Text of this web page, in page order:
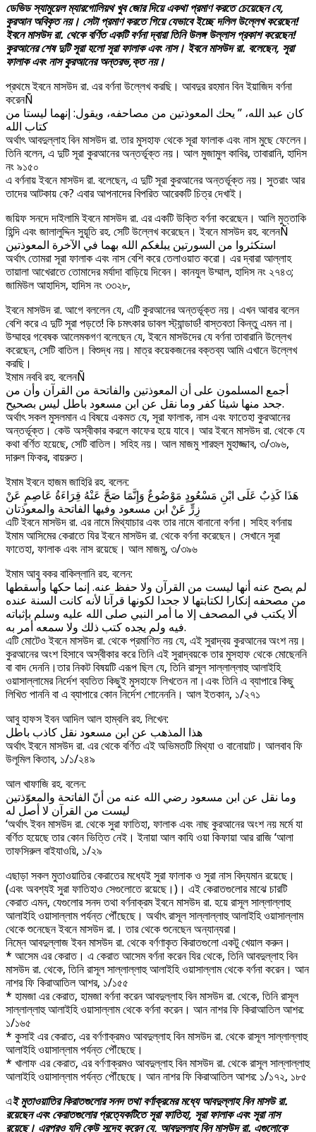
ডেভিড স্যামুয়েল ম্যারগোলিয়থ খুব জোর দিয়ে একথা প্রমাণ করতে চেয়েছেন যে,
কুরআন অবিকৃত নয়। সেটা প্রমাণ করতে গিয়ে যেভাবে ইচ্ছে দলিল উল্লেখ করেছেন!
ইবনে মাসউদ রা. থেকে বর্ণিত একটি বর্ণনা দ্বারা তিনি উলঙ্গ উল্লাস প্রকাশ করেছেন!
কুরআনের শেষ দুটি সূরা হলো সূরা ফালাক এবং নাস। ইবনে মাসউদ রা. বলেছেন, সূরা
ফালাক এবং নাস কুরআনের অন্তরভ‚ক্ত নয়।
প্রথমে ইবনে মাসউদ রা. এর বর্ণনা উল্লেখ করছি। আবদুর রহমান বিন ইয়াজিদ বর্ণনা
করেনÑ
كان عبد الله، ” يحك المعوذتين من مصاحفه، ويقول: إنهما ليستا من
كتاب الله
অর্থাৎ আবদুল্লাহ বিন মাসউদ রা. তার মুসহাফ থেকে সূরা ফালাক এবং নাস মুছে ফেলেন।
তিনি বলেন, এ দুটি সূরা কুরআনের অন্তর্ভূক্ত নয়। আল মুজামুল কাবির, তাবারানি, হাদিস
নং ৯১৫০
এ বর্ণনায় ইবনে মাসউদ রা. বলেছেন, এ দুটি সূরা কুরআনের অন্তর্ভূক্ত নয়। সুতরাং আর
তাদের আটকায় কে? এবার আপনাদের বিপরিত আরেকটি চিত্র দেখাই।
জয়িফ সনদে দাইলামি ইবনে মাসউদ রা. এর একটি উক্তি বর্ণনা করেছেন। আলি মুত্তাকি
হিন্দি এবং জালালুদ্দিন সুয়ূতি রহ. সেটি উল্লেখ করেছেন। ইবনে মাসউদ রহ. বলেনÑ
استكثروا من السورتين يبلغكم الله بهما في الآخرة المعوذتين
অর্থাৎ তোমরা সূরা ফালাক এবং নাস বেশি করে তেলাওয়াত করো। এর দ্বারা আল্লাহ
তায়ালা আখেরাতে তোমাদের মর্যাদা বাড়িয়ে দিবেন। কানযুল উম্মাল, হাদিস নং ২৭৪৩;
জামিউল আহাদিস, হাদিস নং ৩৩২৮,
ইবনে মাসউদ রা. আগে বললেন যে, এটি কুরআনের অন্তর্ভূক্ত নয়। এখন আবার বলেন
বেশি করে এ দুটি সূরা পড়তে! কি চমৎকার ডাবল স্ট্যান্ডার্ড! বাস্তবতা কিন্তু এমন না।
উম্মাহর গবেষক আলেমকগণ বলেছেন যে, ইবনে মাসউদের যে বর্ণনা তাবারানি উল্লেখ
করেছেন, সেটি বাতিল। বিশুদ্ধ নয়। মাত্র কয়েকজনের বক্তব্য আমি এখানে উল্লেখ
করছি।
ইমাম নববি রহ. বলেনÑ
أجمع المسلمون على أن المعوذتين والفاتحة من القرآن وأن من
جحد منها شيئا كفر وما نقل عن ابن مسعود باطل ليس بصحيح.
অর্থাৎ সকল মুসলমান এ বিষয়ে একমত যে, সূরা ফালাক, নাস এবং ফাতেহা কুরআনের
অন্তর্ভূক্ত। কেউ অস্বীকার করলে কাফের হয়ে যাবে। আর ইবনে মাসউদ রা. থেকে যে
কথা বর্ণিত হয়েছে, সেটি বাতিল। সহিহ নয়। আল মাজমু শারহুল মুহাজ্জাব, ৩/৩৯৬,
দারুল ফিকর, বায়রুত।
ইমাম ইবনে হাজম জাহিরি রহ. বলেন:
هَذَا كَذِبٌ عَلَى ابْنِ مَسْعُودٍ مَوْضُوعٌ وَإِنَّمَا صَحَّ عَنْهُ قِرَاءَةُ عَاصِمٍ عَنْ
زِرٍّ عَنْ ابن مسعود وفيها الفاتحة والمعوذتان
এটি ইবনে মাসউদ রা. এর নামে মিথ্যাচার এবং তার নামে বানানো বর্ণনা। সহিহ বর্ণনায়
ইমাম আসিমের কেরাতে যির ইবনে মাসউদ রা. থেকে বর্ণনা করেছেন। সেখানে সূরা
ফাতেহা, ফালাক এবং নাস রয়েছে। আল মাজমু, ৩/৩৯৬
ইমাম আবু বকর বাকিল্লানি রহ. বলেন:
لم يصح عنه أنها ليست من القرآن ولا حفظ عنه. إنما حكها وأسقطها
من مصحفه إنكارا لكتابتها لا جحدا لكونها قرآنا لأنه كانت السنة عنده
ألا يكتب في المصحف إلا ما أمر النبي صلى الله عليه وسلم بإثباته
فيه ولم يجده كتب ذلك ولا سمعه أمر به.
এটি মোটেও ইবনে মাসউদ রা. থেকে প্রমাণিত নয় যে, এই সুরাদ্বয় কুরআনের অংশ নয়।
কুরআনের অংশ হিসাবে অস্বীকার করে তিনি এই সুরাদ্বয়কে তার মুসহাফ থেকে মোছেননি
বা বাদ দেননি।তার নিকট বিষয়টি এরূপ ছিল যে, তিনি রাসূল সাল্লাল্লাহু আলাইহি
ওয়াসাল্লামের নির্দেশ ব্যতিত কিছুই মুসহাফে লিখতেন না।এবং তিনি এ ব্যাপারে কিছু
লিখিত পাননি বা এ ব্যাপারে কোন নির্দেশ শোনেননি। আল ইতকান, ১/২৭১
আবু হাফস ইবন আদিল আল হাম্বলি রহ. লিখেন:
هذا المذهب عن ابن مسعود نقل كاذب باطل
অর্থাৎ ইবনে মাসউদ রা. এর থেকে বর্ণিত এই অভিমতটি মিথ্যা ও বানোয়াট। আলবাব ফি
উলূমিল কিতাব, ১/১/২৪৯
আল খাফাজি রহ. বলেন:
وما نقل عن ابن مسعود رضي الله عنه من أنّ الفاتحة والمعوّذتين
ليست من القرآن لا أصل له
‘অর্থাৎ ইবন মাসউদ রা. থেকে সুরা ফাতিহা, ফালাক এবং নাছ কুরআনের অংশ নয় মর্মে যা
বর্ণিত হয়েছে তার কোন ভিত্তি নেই। ইনায়া আল কাযি ওয়া কিফায়া আর রাজি ‘আলা
তাফসিরুল বাইযাওয়ি, ১/২৯
এছাড়া সকল মুতাওয়াতির কেরাতের মধ্যেই সুরা ফালাক ও সুরা নাস বিদ্যমান রয়েছে।
(এবং অবশ্যই সুরা ফাতিহাও সেগুলোতে রয়েছে।)। এই কেরাতগুলোর মাঝে চারটি
কেরাত এমন, যেগুলোর সনদ তথা বর্ণনাক্রম ইবনে মাসউদ রা. হয়ে রাসূল সাল্লাল্লাহু
আলাইহি ওয়াসাল্লাম পর্যন্ত পৌঁছেছে। অর্থাৎ রাসূল সাল্লাল্লাহু আলাইহি ওয়াসাল্লাম
থেকে শুনেছেন ইবনে মাসউদ রা.। তার থেকে শুনেছেন অন্যান্যরা।
নিম্নে আবদুল্লাজ ইবন মাসউদ রা. থেকে বর্ণণাকৃত কিরাতগুলো একটু খেয়াল করুন।
* আসেম এর কেরাত। এ কেরাত আসেম বর্ণনা করেন যির থেকে, তিনি আবদুল্লাহ বিন
মাসউদ রা. থেকে, তিনি রাসূল সাল্লাল্লাহু আলাইহি ওয়াসাল্লাম থেকে বর্ণনা করেন। আন
নাশর ফি কিরাআতিল আশর, ১/১৫৫
* হামজা এর কেরাত, হামজা বর্ণনা করেন আবদুল্লাহ বিন মাসউদ রা. থেকে, তিনি রাসূল
সাল্লাল্লাহু আলাইহি ওয়াসাল্লাম থেকে বর্ণনা করেন। আন নাশর ফি কিরাআতিল আশর:
১/১৬৫
* কুসাই এর কেরাত, এর বর্ণণাক্রমও আবদুল্লাহ বিন মাসউদ রা. থেকে রাসূল সাল্লাল্লাহু
আলাইহি ওয়াসাল্লাম পর্যন্ত পৌঁছেছে।
* খালাফ এর কেরাত, এর বর্ণণাক্রমও আবদুল্লাহ বিন মাসউদ রা. থেকে রাসূল সাল্লাল্লাহু
আলাইহি ওয়াসাল্লাম পর্যন্ত পৌঁছেছে। আন নাশর ফি কিরাআতিল আশর: ১/১৭২, ১৮৫
এই মুতাওয়াতির কিরাতগুলোর সনদ তথা বর্ণাক্রমের মধ্যে আবদুল্লাহ বিন মাসউ রা.
রয়েছেন এবং কেরাতগুলোর প্রত্যেকটিতে সূরা ফাতিহা, সূরা ফালাক এবং সূরা নাস
রয়েছে। এরপরও যদি কেউ সন্দেহ করেন যে, আবদুল্লাহ বিন মাসউদ রা. এগুলোকে